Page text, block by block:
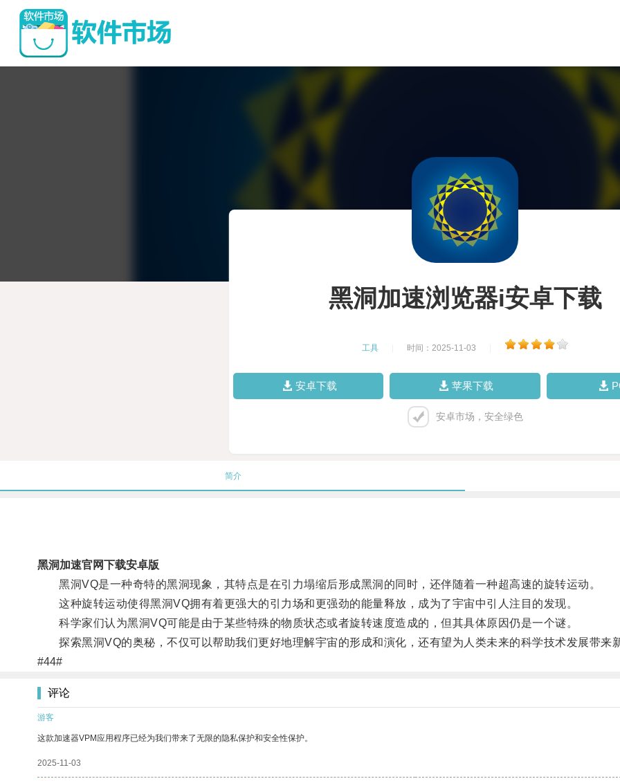
黑洞加速浏览器i安卓下载
工具 时间：2025-11-03
安卓下载 苹果下载
安卓市场，安全绿色
简介
黑洞加速官网下载安卓版
黑洞VQ是一种奇特的黑洞现象，其特点是在引力塌缩后形成黑洞的同时，还伴随着一种超高速的旋转运动。
这种旋转运动使得黑洞VQ拥有着更强大的引力场和更强劲的能量释放，成为了宇宙中引人注目的发现。
科学家们认为黑洞VQ可能是由于某些特殊的物质状态或者旋转速度造成的，但其具体原因仍是一个谜。
探索黑洞VQ的奥秘，不仅可以帮助我们更好地理解宇宙的形成和演化，还有望为人类未来的科学技术发展带来
#44#
评论
游客
这款加速器VPM应用程序已经为我们带来了无限的隐私保护和安全性保护。
2025-11-03